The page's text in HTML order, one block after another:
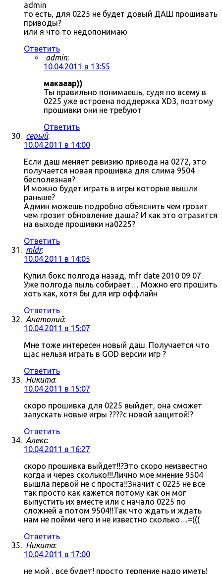
admin
то есть, для 0225 не будет довый ДАШ прошивать
приводы?
или я что то недопонимаю
Ответить
admin:
10.04.2011 в 13:55
макааар))
Ты правильно понимаешь, судя по всему в
0225 уже встроена поддержка XD3, поэтому
прошивки они не требуют
Ответить
серый:
10.04.2011 в 14:00
Если даш меняет ревизию привода на 0272, это
получается новая прошивка для слима 9504
бесполезная?
И можно будет играть в игры которые вышли
раньше?
Админ можешь подробно объяснить чем грозит
чем грозит обновление даша? И как это отразится
на выходе прошивки на0225?
Ответить
mldr:
10.04.2011 в 14:05
Купил бокс полгода назад, mfr date 2010 09 07.
Уже полгода пыль собирает… Можно его прошить
хоть как, хотя бы для игр оффлайн
Ответить
Анатолий:
10.04.2011 в 15:07
Мне тоже интересен новый даш. Получается что
щас нельзя играть в GOD версии игр ?
Ответить
Никита:
10.04.2011 в 15:07
скоро прошивка для 0225 выйдет, она сможет
запускать новые игры ????с новой защитой!?
Ответить
Алекс:
10.04.2011 в 16:27
скоро прошивка выйдет!!?Это скоро неизвестно
когда и через сколько!!!Лично мое мнение 9504
вышла первой не с проста!!Значит с 0225 не все
так просто как кажется потому как он мог
выпустить их вместе или с начало 0225 по
сложней а потом 9504!!Так что ждать и ждать
нам не пойми чего и не известно сколько…=(((
Ответить
Никита:
10.04.2011 в 17:00
не мой , все будет! просто терпение надо иметь!